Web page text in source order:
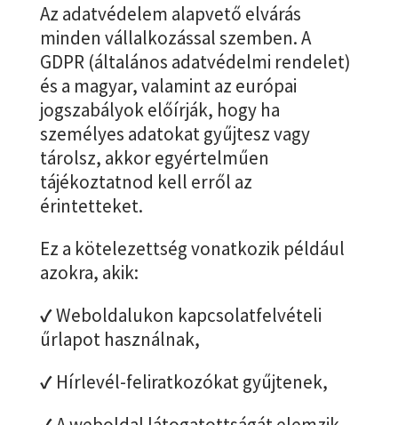
Az adatvédelem alapvető elvárás
minden vállalkozással szemben. A
GDPR (általános adatvédelmi rendelet)
és a magyar, valamint az európai
jogszabályok előírják, hogy ha
személyes adatokat gyűjtesz vagy
tárolsz, akkor egyértelműen
tájékoztatnod kell erről az
érintetteket.
Ez a kötelezettség vonatkozik például
azokra, akik:
✓Weboldalukon kapcsolatfelvételi
űrlapot használnak,
✓ Hírlevél-feliratkozókat gyűjtenek,